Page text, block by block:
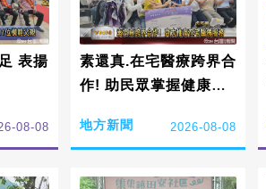
表揚
08-08
素還真.在宅醫療跨界合
作! 助民眾掌握健康半
地方新聞 2026-08-08